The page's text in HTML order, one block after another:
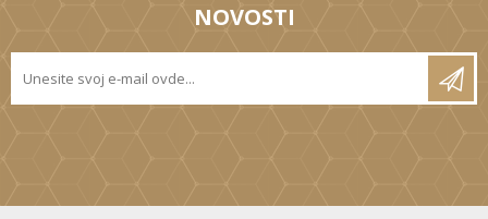
NOVOSTI